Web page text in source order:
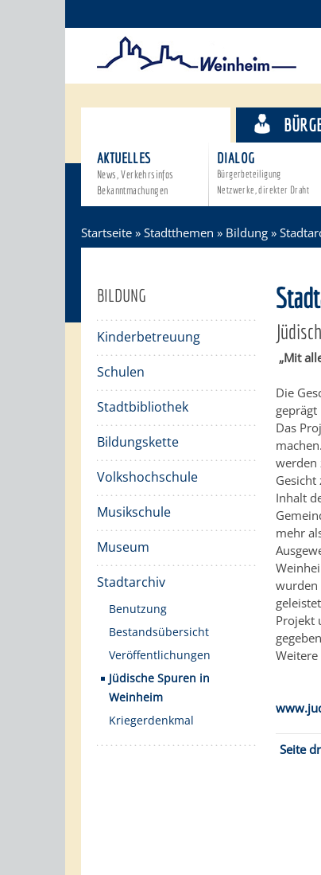
AKTUELLES
News, Verkehrsinfos
Bekanntmachungen
DIALOG
Bürgerbeteiligung
Netzwerke, direkter Draht
Startseite » Stadtthemen » Bildung »
BILDUNG
Kinderbetreuung
Schulen
Stadtbibliothek
Bildungskette
Volkshochschule
Musikschule
Museum
Stadtarchiv
Benutzung
Bestandsübersicht
Veröffentlichungen
Jüdische Spuren in
Weinheim
Kriegerdenkmal
„Mit
Die
Das
werden
Gesicht
Inhalt
mehr
wurden
Projekt
Seite